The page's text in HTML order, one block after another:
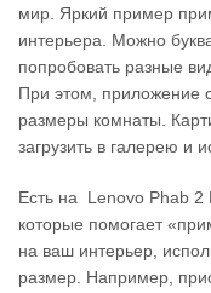
мир. Яркий пример
интерьера. Можно
попробовать разные
При этом, приложение
размеры комнаты.
загрузить в галерею и
Есть на Lenovo Phab 2
которые помогает
на ваш интерьер,
размер. Например,